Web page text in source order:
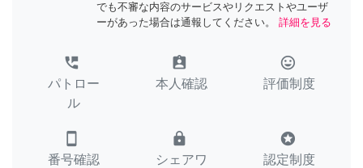
でも不審な内容のサービスやリクエストやユーザ
ーがあった場合は通報してください。
詳細を見る
perm_phone_msg
パトロー
ル
assignment_ind
本人確認
tag_faces
評価制度
smartphone
番号確認
lock
シェアワ
stars
認定制度